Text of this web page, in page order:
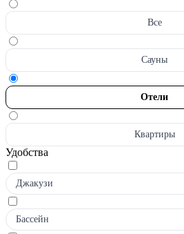
Все
Сауны
Отели
Квартиры
Удобства
Джакузи
Бассейн